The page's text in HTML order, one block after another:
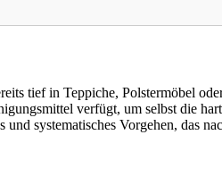
tief in Teppiche, Polstermöbel
verfügt, um selbst die
systematisches Vorgehen, das